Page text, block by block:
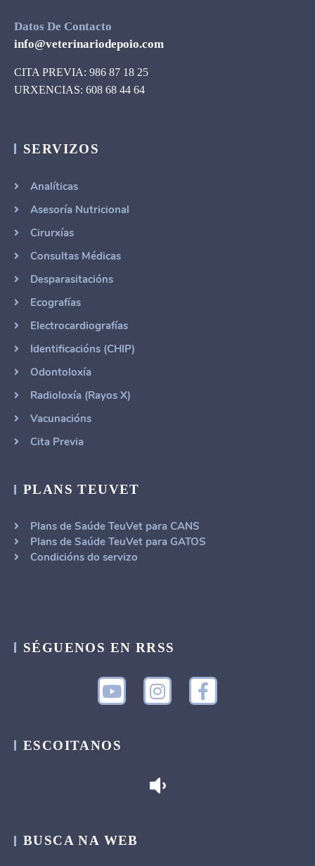
Datos De Contacto
info@veterinariodepoio.com
CITA PREVIA: 986 87 18 25
URXENCIAS: 608 68 44 64
SERVIZOS
Analíticas
Asesoría Nutricional
Cirurxías
Consultas Médicas
Desparasitacións
Ecografías
Electrocardiografías
Identificacións (CHIP)
Odontoloxía
Radioloxía (Rayos X)
Vacunacións
Cita Previa
PLANS TEUVET
Plans de Saúde TeuVet para CANS
Plans de Saúde TeuVet para GATOS
Condicións do servizo
SÉGUENOS EN RRSS
ESCOITANOS
BUSCA NA WEB